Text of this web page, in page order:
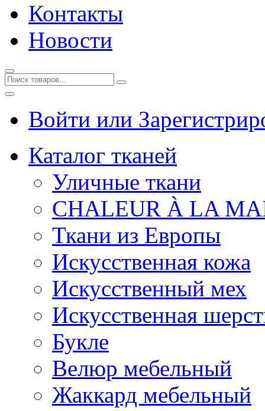
Контакты
Новости
Войти или
Каталог тканей
Уличные ткани
CHALEUR À LA
Ткани из Европы
Искусственная кожа
Искусственный мех
Искусственная
Букле
Велюр мебельный
Жаккард мебельный